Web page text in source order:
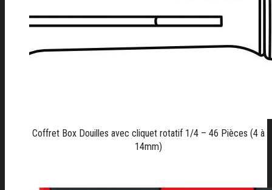
Coffret Box Douilles avec cliquet rotatif 1/4 – 46 Pièces (4 à
14mm)